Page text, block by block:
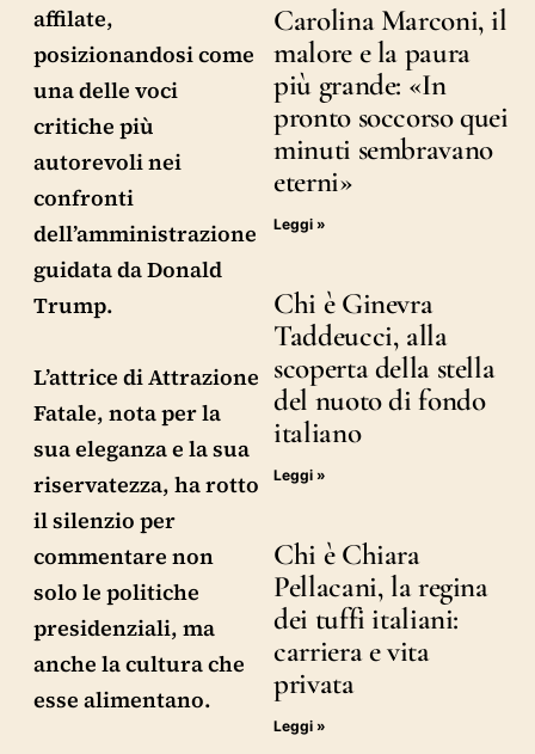
affilate,
posizionandosi come
una delle voci
critiche più
autorevoli nei
confronti
dell’amministrazione
guidata da Donald
Trump.
L’attrice di Attrazione
Fatale, nota per la
sua eleganza e la sua
riservatezza, ha rotto
il silenzio per
commentare non
solo le politiche
presidenziali, ma
anche la cultura che
esse alimentano.
Carolina Marconi, il
malore e la paura
più grande: «In
pronto soccorso quei
minuti sembravano
eterni»
Leggi »
Chi è Ginevra
Taddeucci, alla
scoperta della stella
del nuoto di fondo
italiano
Leggi »
Chi è Chiara
Pellacani, la regina
dei tuffi italiani:
carriera e vita
privata
Leggi »